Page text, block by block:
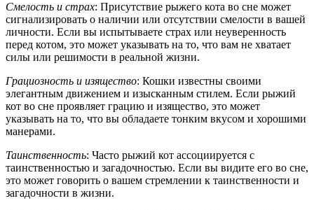
Смелость и страх: Присутствие рыжего кота во сне может
сигнализировать о наличии или отсутствии смелости в вашей
личности. Если вы испытываете страх или неуверенность
перед котом, это может указывать на то, что вам не хватает
силы или решимости в реальной жизни.
Грациозность и изящество: Кошки известны своими
элегантным движением и изысканным стилем. Если рыжий
кот во сне проявляет грацию и изящество, это может
указывать на то, что вы обладаете тонким вкусом и хорошими
манерами.
Таинственность: Часто рыжий кот ассоциируется с
таинственностью и загадочностью. Если вы видите его во сне,
это может говорить о вашем стремлении к таинственности и
загадочности в жизни.